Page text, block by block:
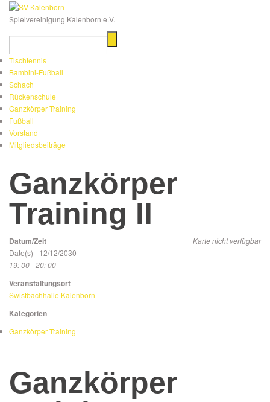
Spielvereinigung Kalenborn e.V.
Tischtennis
Bambini-Fußball
Schach
Rückenschule
Ganzkörper Training
Fußball
Vorstand
Mitgliedsbeiträge
Ganzkörper
Training II
Karte nicht verfügbar
Datum/Zeit
Date(s) - 12/12/2030
19: 00 - 20: 00
Veranstaltungsort
Swistbachhalle Kalenborn
Kategorien
Ganzkörper Training
Ganzkörper